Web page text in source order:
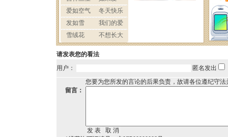
请发表您的看法
用户：
匿名发出
您要为您所发的言论的后果负责，故请各位遵纪守
留言：